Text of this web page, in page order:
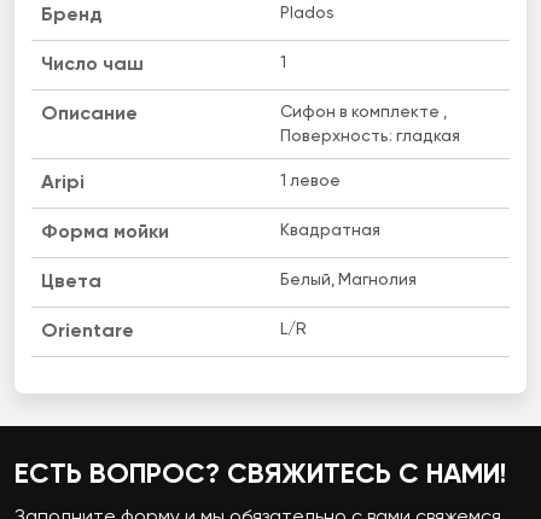
Бренд Plados
Число чаш 1
Описание
Cифон в комплекте ,
Поверхность: гладкая
Aripi 1 левое
Форма мойки Квадратная
Цвета Белый, Магнолия
Orientare L/R
ЕСТЬ ВОПРОС? СВЯЖИТЕСЬ С НАМИ!